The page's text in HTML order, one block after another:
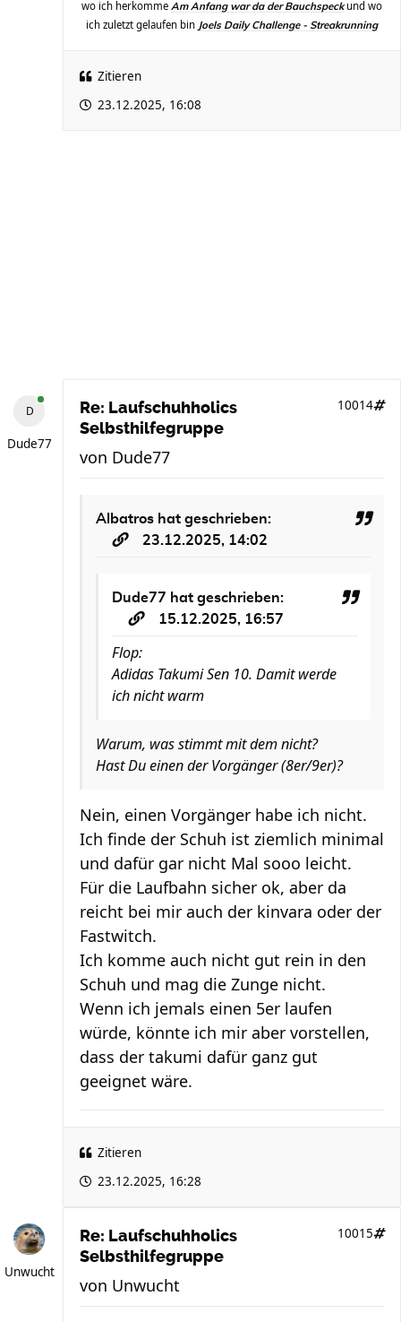
wo ich herkomme Am Anfang war da der Bauchspeckund wo
ich zuletzt gelaufen bin Joels Daily Challenge - Streakrunning
Zitieren
23.12.2025, 16:08
Dude77
Re: Laufschuhholics
Selbsthilfegruppe
10014
von Dude77
Albatros hat geschrieben:
23.12.2025, 14:02
Dude77 hat geschrieben:
15.12.2025, 16:57
Flop:
Adidas Takumi Sen 10. Damit werde
ich nicht warm
Warum, was stimmt mit dem nicht?
Hast Du einen der Vorgänger (8er/9er)?
Nein, einen Vorgänger habe ich nicht.
Ich finde der Schuh ist ziemlich minimal
und dafür gar nicht Mal sooo leicht.
Für die Laufbahn sicher ok, aber da
reicht bei mir auch der kinvara oder der
Fastwitch.
Ich komme auch nicht gut rein in den
Schuh und mag die Zunge nicht.
Wenn ich jemals einen 5er laufen
würde, könnte ich mir aber vorstellen,
dass der takumi dafür ganz gut
geeignet wäre.
Zitieren
23.12.2025, 16:28
Unwucht
Re: Laufschuhholics
Selbsthilfegruppe
10015
von Unwucht